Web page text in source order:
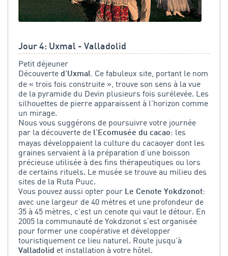
Jour 4: Uxmal - Valladolid
Petit déjeuner
Découverte d'Uxmal. Ce fabuleux site, portant le nom
de « trois fois construite », trouve son sens à la vue
de la pyramide du Devin plusieurs fois surélevée. Les
silhouettes de pierre apparaissent à l'horizon comme
un mirage.
Nous vous suggérons de poursuivre votre journée
par la découverte de l'Ecomusée du cacao: les
mayas développaient la culture du cacaoyer dont les
graines servaient à la préparation d’une boisson
précieuse utilisée à des fins thérapeutiques ou lors
de certains rituels. Le musée se trouve au milieu des
sites de la Ruta Puuc.
Vous pouvez aussi opter pour Le Cenote Yokdzonot:
avec une largeur de 40 mètres et une profondeur de
35 à 45 mètres, c'est un cenote qui vaut le détour. En
2005 la communauté de Yokdzonot s'est organisée
pour former une coopérative et développer
touristiquement ce lieu naturel. Route jusqu'à
Valladolid et installation à votre hôtel.